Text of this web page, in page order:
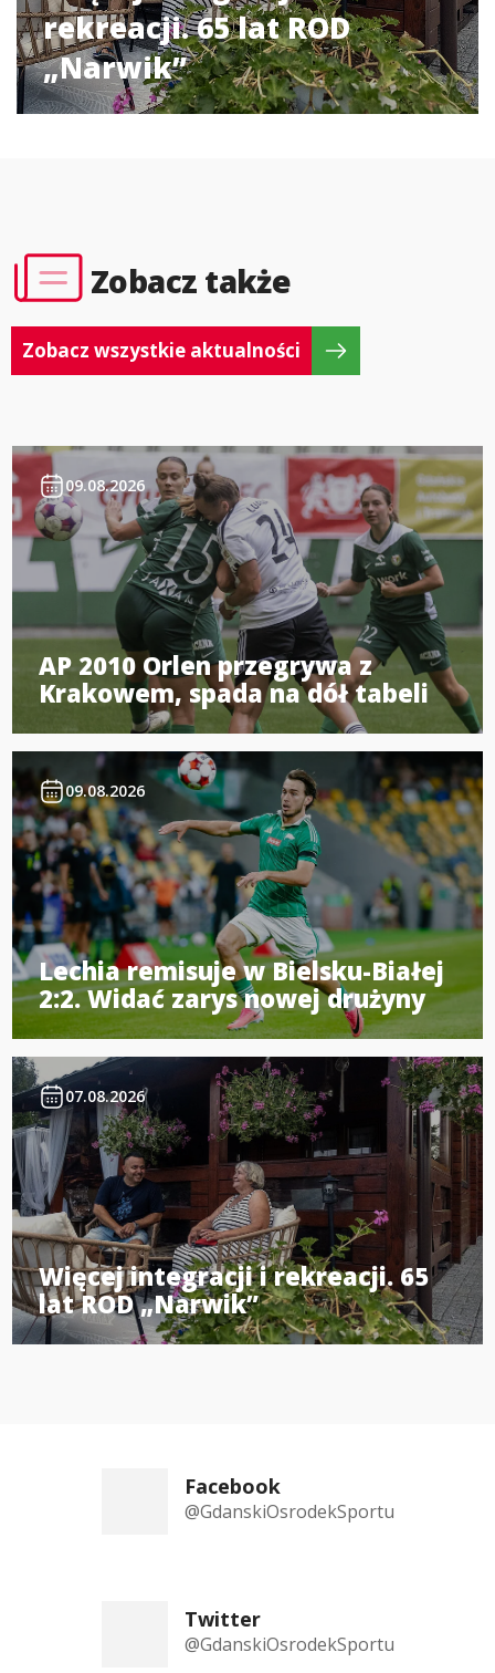
rekreacji. 65 lat ROD
„Narwik”
Zobacz także
Zobacz wszystkie aktualności
09.08.2026
AP 2010 Orlen przegrywa z
Krakowem, spada na dół tabeli
09.08.2026
Lechia remisuje w Bielsku-Białej
2:2. Widać zarys nowej drużyny
07.08.2026
Więcej integracji i rekreacji. 65
lat ROD „Narwik”
Facebook
@GdanskiOsrodekSportu
Twitter
@GdanskiOsrodekSportu